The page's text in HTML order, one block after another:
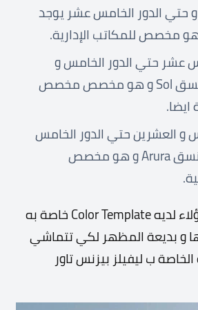
و حتي الدور الخامس عشر يوجد
عشر حتي الدور الخامس و
العشرين يوجد نسق Sol و هو مخصص مخصص
ايضا.
و العشرين حتي الدور الخامس
و الثلاثين يوجد نسق Arura و هو مخصص
لأن كل واحد من هؤلاء لديه Color Template خاصة به
و بديعة المظهر لكي تتماشي
ب ليفيلز بيزنس تاور